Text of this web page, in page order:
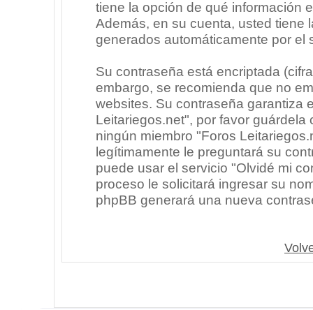
tiene la opción de qué información
Además, en su cuenta, usted tiene
generados automáticamente por el
Su contraseña está encriptada
embargo, se recomienda que no
websites. Su contraseña garantiza
Leitariegos.net", por favor
ningún miembro "Foros
legítimamente le preguntará su
puede usar el servicio "Olvidé mi
proceso le solicitará ingresar su
phpBB generará una nueva